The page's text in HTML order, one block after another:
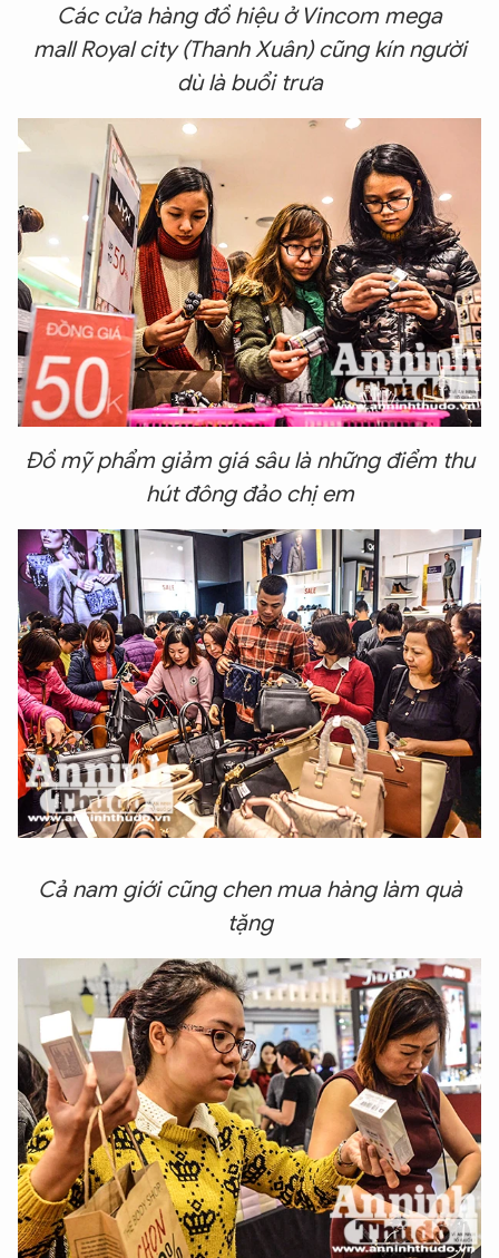
Các cửa hàng đồ hiệu ở Vincom mega
mallRoyalcity (Thanh Xuân) cũng kín người
dù là buổi trưa
Đồ mỹ phẩm giảm giá sâu là những điểm thu
hút đông đảo chị em
Cả nam giới cũng chen mua hàng làm quà
tặng